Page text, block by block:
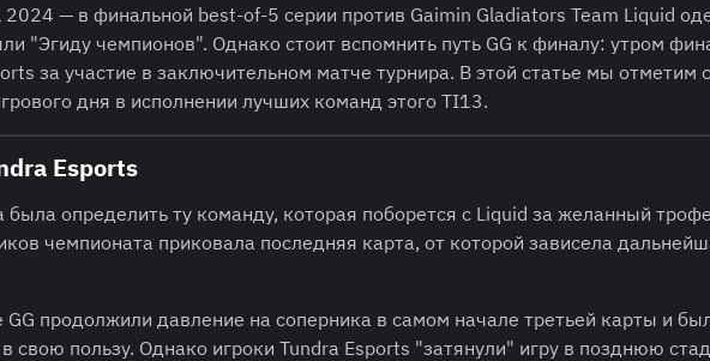
— в финальной best-of-5 серии против Gaimin Gladiators Team Liquid
"Эгиду чемпионов". Однако стоит вспомнить путь GG к финалу: утром
за участие в заключительном матче турнира. В этой статье мы отметим
дня в исполнении лучших команд этого TI13.
Esports
определить ту команду, которая поборется с Liquid за желанный
чемпионата приковала последняя карта, от которой зависела
продолжили давление на соперника в самом начале третьей карты и
свою пользу. Однако игроки Tundra Esports "затянули" игру в позднюю